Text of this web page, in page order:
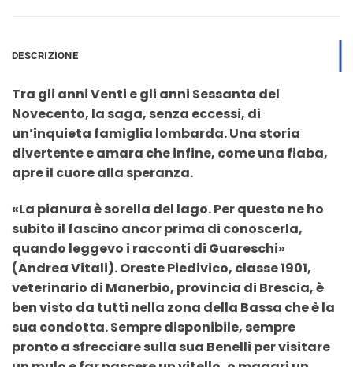
DESCRIZIONE
Tra gli anni Venti e gli anni Sessanta del
Novecento, la saga, senza eccessi, di
un’inquieta famiglia lombarda. Una storia
divertente e amara che infine, come una fiaba,
apre il cuore alla speranza.
«La pianura è sorella del lago. Per questo ne ho
subito il fascino ancor prima di conoscerla,
quando leggevo i racconti di Guareschi»
(Andrea Vitali). Oreste Piedivico, classe 1901,
veterinario di Manerbio, provincia di Brescia, è
ben visto da tutti nella zona della Bassa che è la
sua condotta. Sempre disponibile, sempre
pronto a sfrecciare sulla sua Benelli per visitare